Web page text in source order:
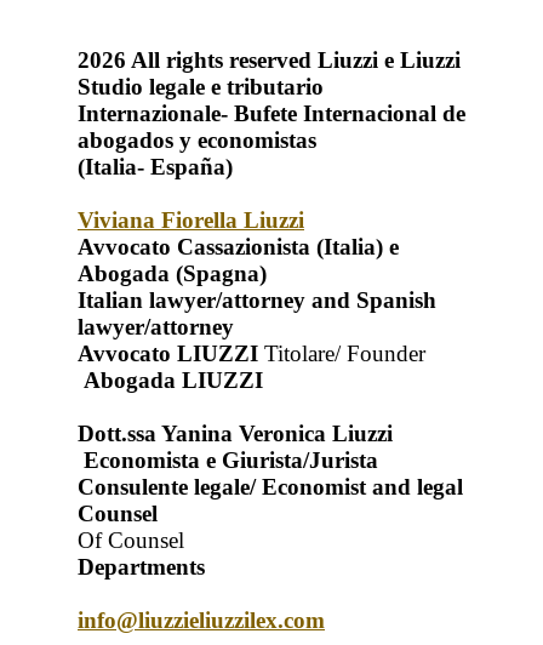
2026 All rights reserved Liuzzi e Liuzzi
Studio legale e tributario
Internazionale- Bufete Internacional de
abogados y economistas
(Italia- España)
Viviana Fiorella Liuzzi
Avvocato Cassazionista (Italia) e
Abogada (Spagna)
Italian lawyer/attorney and Spanish
lawyer/attorney
Avvocato LIUZZI Titolare/ Founder
Abogada LIUZZI
Dott.ssa Yanina Veronica Liuzzi
Economista e Giurista/Jurista
Consulente legale/ Economist and legal
Counsel
Of Counsel
Departments
info@liuzzieliuzzilex.com